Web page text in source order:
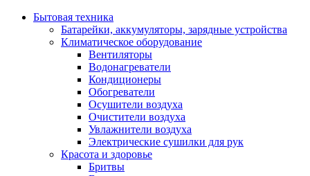
Бытовая техника
Батарейки, аккумуляторы, зарядные устройства
Климатическое оборудование
Вентиляторы
Водонагреватели
Кондиционеры
Обогреватели
Осушители воздуха
Очистители воздуха
Увлажнители воздуха
Электрические сушилки для рук
Красота и здоровье
Бритвы